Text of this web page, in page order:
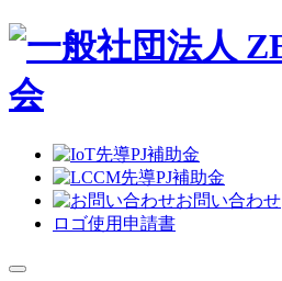
お問い合わせ
ロゴ使用申請書